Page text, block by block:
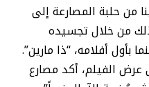
جون سينا من حلبة المصارعة إلى
من خلال تجسيده
أفلامه، “ذا مارين”.
عرض الفيلم، أكد مصارع